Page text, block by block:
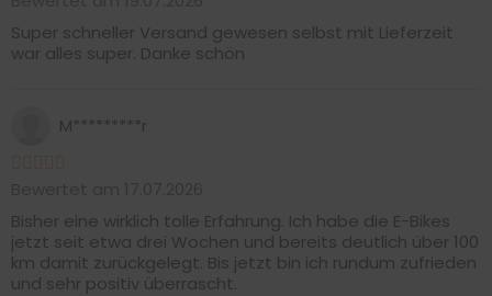
Super schneller Versand gewesen selbst mit Lieferzeit
war alles super. Danke schön
M*********r
Bisher eine wirklich tolle Erfahrung. Ich habe die E-Bikes
jetzt seit etwa drei Wochen und bereits deutlich über 100
km damit zurückgelegt. Bis jetzt bin ich rundum zufrieden
und sehr positiv überrascht.